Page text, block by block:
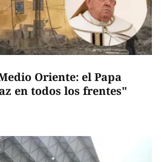
Oriente: el Papa
en todos los frentes"